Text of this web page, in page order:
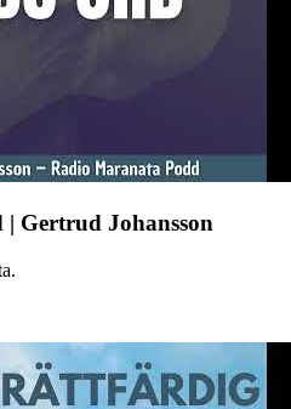
Gertrud Johansson